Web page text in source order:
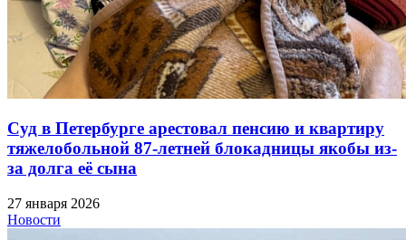
Суд в Петербурге арестовал пенсию и квартиру
тяжелобольной 87-летней блокадницы якобы из-
за долга её сына
27 января 2026
Новости